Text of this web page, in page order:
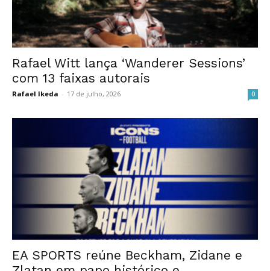
Rafael Witt lança ‘Wanderer Sessions’
com 13 faixas autorais
Rafael Ikeda - 17 de julho, 2026 0
EA SPORTS reúne Beckham, Zidane e